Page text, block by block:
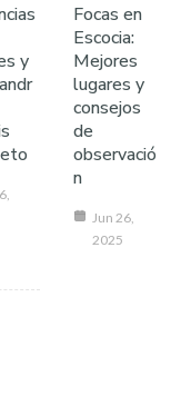
y
Focas en
Escocia:
Mejores
lugares y
consejos
de
observació
n
Jun 26,
2025